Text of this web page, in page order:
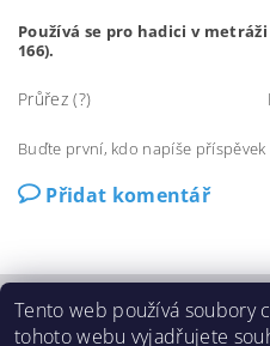
Používá se pro hadici v
166).
Průřez (?)
Buďte první, kdo napíše příspěvek
Přidat komentář
O Beam | Ochrana
Tento web používá soubory
tohoto webu vyjadřujete